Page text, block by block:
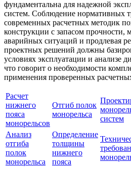
фундаментальна для надежной
систем. Соблюдение нормативных
современных расчетных методик
конструкции с запасом прочности,
аварийных ситуаций и продлевая
проектных решений должны
условиях эксплуатации и анализе
что говорит о необходимости
применения проверенных
Расчет
нижнего
пояса
монорельсов
Отгиб полок
монорельса
систем
Анализ
отгиба
полок
монорельса
Определение
толщины
нижнего
пояса